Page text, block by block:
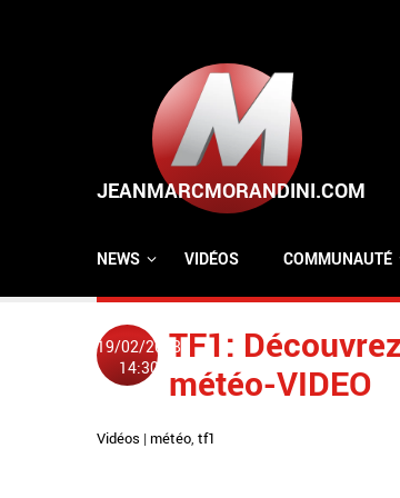
NEWS VIDÉOS COMMUNAUTÉ
19/02/2008
14:30
TF1:
météo-VIDEO
Vidéos | météo, tf1